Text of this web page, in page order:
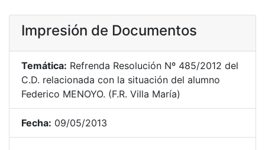
Impresión de Documentos
Temática: Refrenda Resolución Nº 485/2012 del
C.D. relacionada con la situación del alumno
Federico MENOYO. (F.R. Villa María)
Fecha: 09/05/2013